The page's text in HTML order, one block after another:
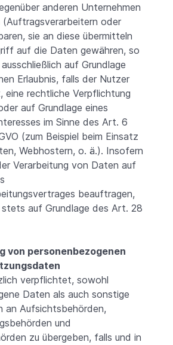
anderen Unternehmen
(Auftragsverarbeitern oder
sie an diese übermitteln
auf die Daten gewähren, so
auf Grundlage
Erlaubnis, falls der Nutzer
eine rechtliche Verpflichtung
auf Grundlage eines
im Sinne des Art. 6
(zum Beispiel beim Einsatz
Webhostern, o. ä.). Insofern
Verarbeitung von Daten auf
beauftragen,
auf Grundlage des Art. 28
von personenbezogenen
verpflichtet, sowohl
Daten als auch sonstige
an Aufsichtsbehörden,
und
zu übergeben, falls und in